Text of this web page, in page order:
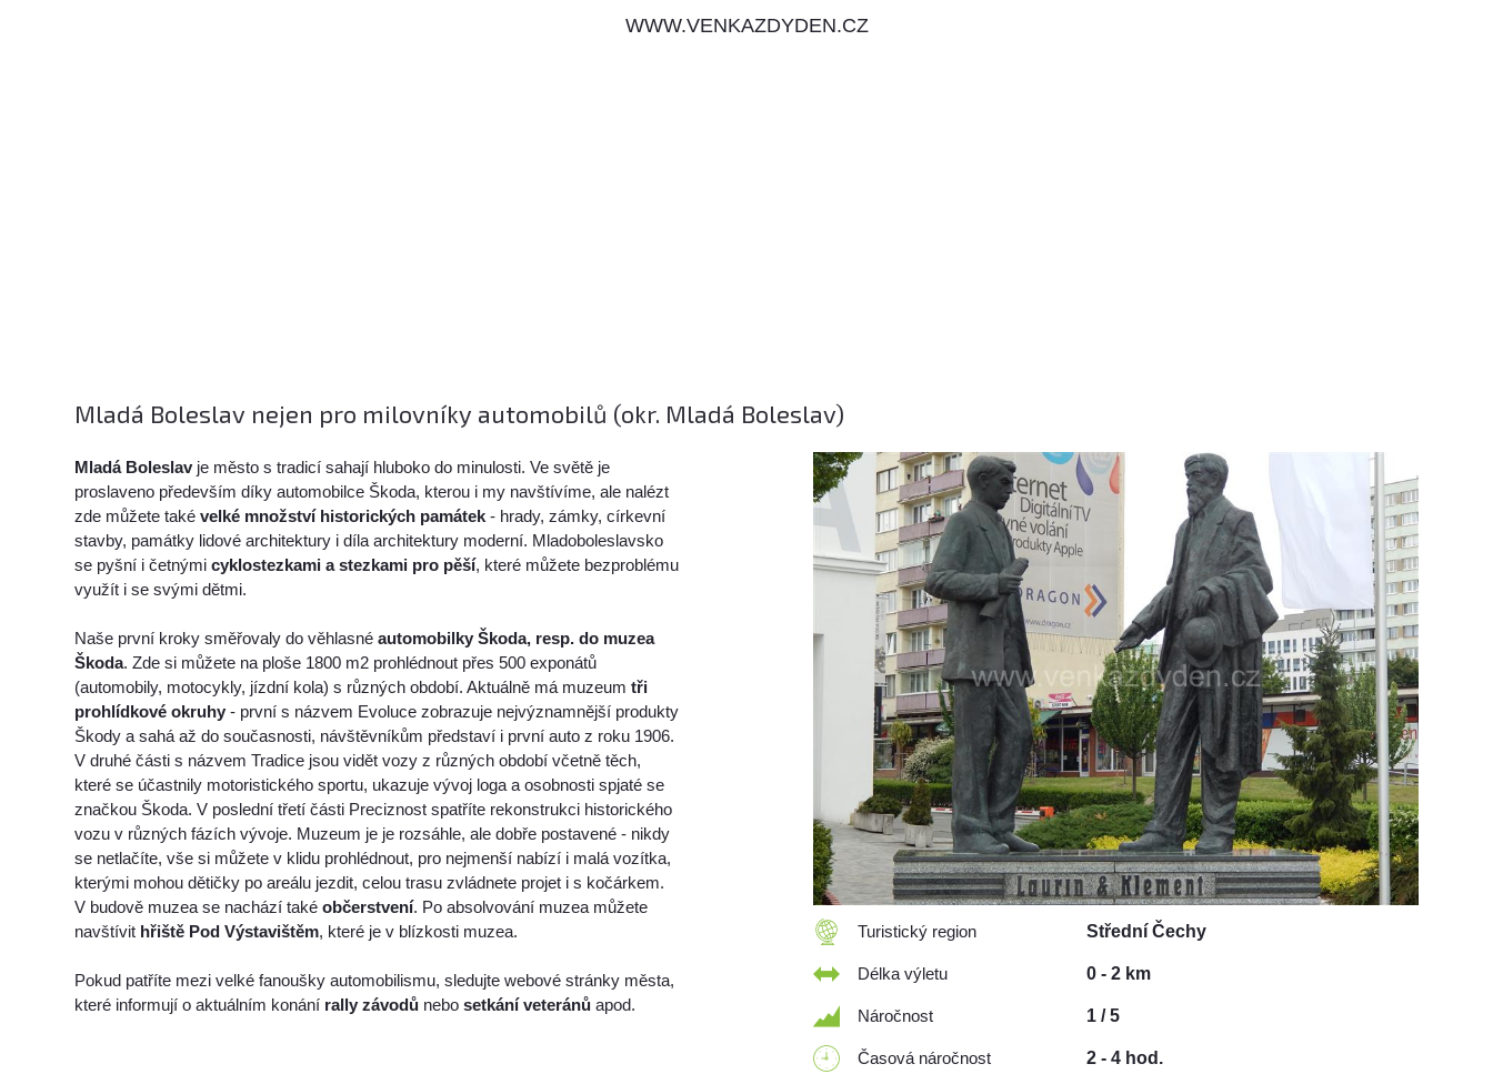
WWW.VENKAZDYDEN.CZ
Mladá Boleslav nejen pro milovníky automobilů (okr. Mladá Boleslav)
Mladá Boleslavje město s tradicí sahají hluboko do minulosti. Ve světě je
proslaveno především díky automobilce Škoda, kterou i my navštívíme, ale nalézt
zde můžete takévelké množství historických památek - hrady, zámky, církevní
stavby, památky lidové architektury i díla architektury moderní. Mladoboleslavsko
se pyšní i četnýmicyklostezkami a stezkami pro pěší, které můžete bezproblému
využít i se svými dětmi.
Naše první kroky směřovaly do věhlasnéautomobilky Škoda, resp. do muzea
Škoda. Zde si můžete na ploše 1800 m2 prohlédnout přes 500 exponátů
(automobily, motocykly, jízdní kola) s různých období. Aktuálně má muzeumtři
prohlídkové okruhy - první s názvem Evoluce zobrazuje nejvýznamnější produkty
Škody a sahá až do současnosti, návštěvníkům představí i první auto z roku 1906.
V druhé části s názvem Tradice jsou vidět vozy z různých období včetně těch,
které se účastnily motoristického sportu, ukazuje vývoj loga a osobnosti spjaté se
značkou Škoda. V poslední třetí části Preciznost spatříte rekonstrukci historického
vozu v různých fázích vývoje. Muzeum je je rozsáhle, ale dobře postavené - nikdy
se netlačíte, vše si můžete v klidu prohlédnout, pro nejmenší nabízí i malá vozítka,
kterými mohou dětičky po areálu jezdit, celou trasu zvládnete projet i s kočárkem.
V budově muzea se nachází takéobčerstvení. Po absolvování muzea můžete
navštívit hřiště Pod Výstavištěm, které je v blízkosti muzea.
Pokud patříte mezi velké fanoušky automobilismu, sledujte webové stránky města,
které informují o aktuálním konání rally závodů nebosetkání veteránů apod.
Turistický region Střední Čechy
Délka výletu 0 - 2 km
Náročnost 1 / 5
Časová náročnost 2 - 4 hod.